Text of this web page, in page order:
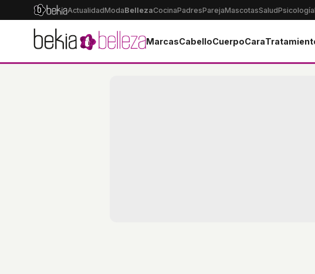
ActualidadModaBellezaCocinaPadresParejaMascotasSaludPsicología
MarcasCabelloCuerpoCara